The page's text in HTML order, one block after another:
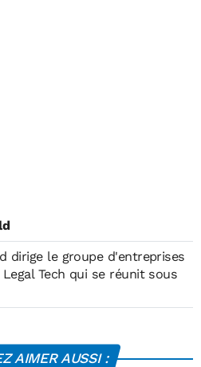
dirige le groupe d'entreprises
Tech qui se réunit sous
AIMER AUSSI :